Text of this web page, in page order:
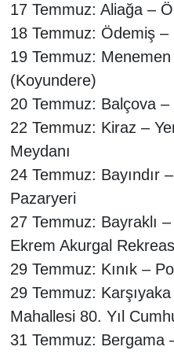
17 Temmuz: Aliağa –
18 Temmuz: Ödemiş –
19 Temmuz:
(Koyundere)
20 Temmuz: Balçova
22 Temmuz: Kiraz –
Meydanı
24 Temmuz: Bayındır
Pazaryeri
27 Temmuz: Bayraklı
Ekrem Akurgal
29 Temmuz: Kınık –
29 Temmuz:
Mahallesi 80. Yıl
31 Temmuz: Bergama